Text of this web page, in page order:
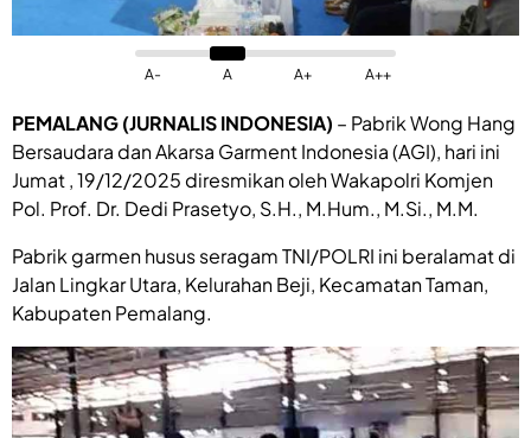
A- A A+ A++
PEMALANG (JURNALIS INDONESIA) – Pabrik Wong Hang
Bersaudara dan Akarsa Garment Indonesia (AGI), hari ini
Jumat , 19/12/2025 diresmikan oleh Wakapolri Komjen
Pol. Prof. Dr. Dedi Prasetyo, S.H., M.Hum., M.Si., M.M.
‎Pabrik garmen husus seragam TNI/POLRI ini beralamat di
Jalan Lingkar Utara, Kelurahan Beji, Kecamatan Taman,
Kabupaten Pemalang.